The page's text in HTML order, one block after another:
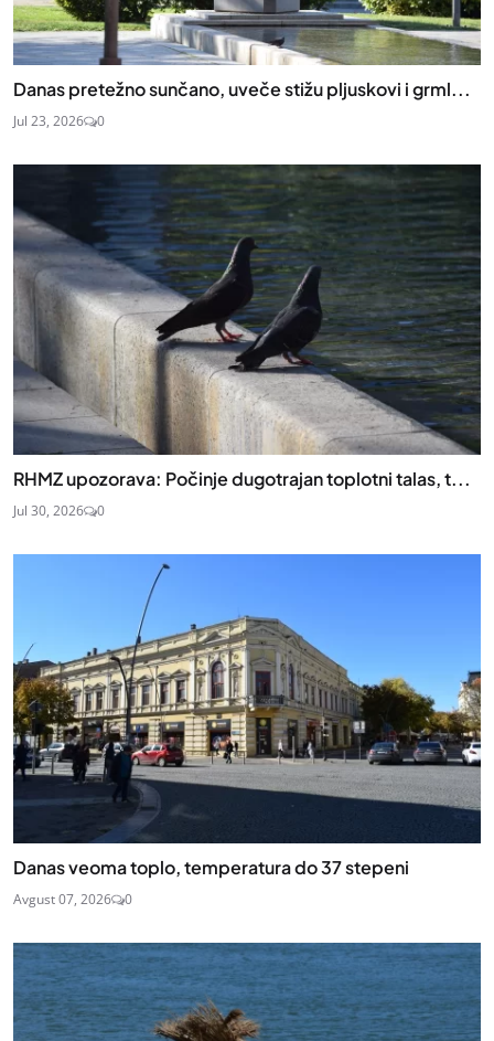
Danas pretežno sunčano, uveče stižu pljuskovi i grml...
Jul 23, 2026 0
RHMZ upozorava: Počinje dugotrajan toplotni talas, t...
Jul 30, 2026 0
Danas veoma toplo, temperatura do 37 stepeni
Avgust 07, 2026 0